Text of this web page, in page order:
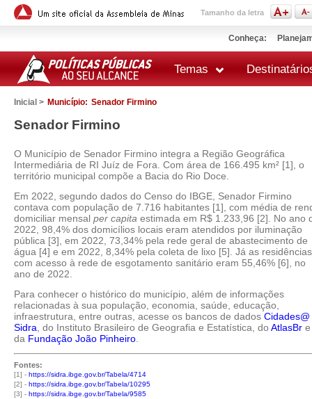
Tamanho da letra
Conheça:
Temas
Inicial > Município: Senador Firmino
Senador Firmino
O Município de Senador Firmino integra a Região Geográfica
Intermediária de RI Juíz de Fora. Com área de 166.495 km² [1], o
território municipal compõe a Bacia do Rio Doce.
Em 2022, segundo dados do Censo do IBGE, Senador Firmino
contava com população de 7.716 habitantes [1], com média de
domiciliar mensal per capita estimada em R$ 1.233,96 [2]. No ano
2022, 98,4% dos domicílios locais eram atendidos por iluminação
pública [3], em 2022, 73,34% pela rede geral de abastecimento de
água [4] e em 2022, 8,34% pela coleta de lixo [5]. Já as residências
com acesso à rede de esgotamento sanitário eram 55,46% [6], no
ano de 2022.
Para conhecer o histórico do município, além de informações
relacionadas à sua população, economia, saúde, educação,
infraestrutura, entre outras, acesse os bancos de dados Cidades@
Sidra , do Instituto Brasileiro de Geografia e Estatística, doAtlasBr e
da Fundação João Pinheiro
Fontes:
[1] - https://sidra.ibge.gov.br/Tabela/4714
[2] - https://sidra.ibge.gov.br/Tabela/10295
[3] - https://sidra.ibge.gov.br/Tabela/9585